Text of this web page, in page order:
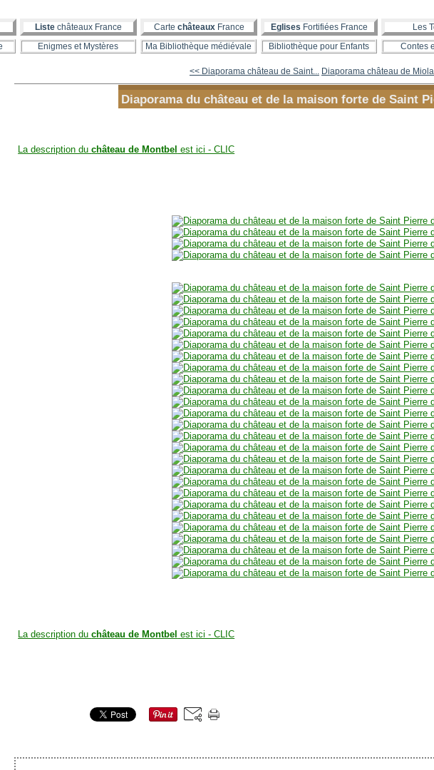
Liste châteaux France Carte châteauxFrance Eglises Fortifiées France Les
Enigmes et Mystères Ma Bibliothèque médiévale Bibliothèque pour Enfants Contes
<< Diaporama château de Saint... Diaporama château de
Diaporama du château et de la maison forte de Saint
La description duchâteau de Montbel est ici - CLIC
La description duchâteau de Montbel est ici - CLIC